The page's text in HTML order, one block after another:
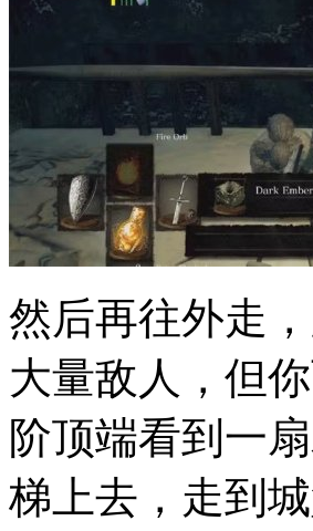
然后再往外走
大量敌人，但
阶顶端看到一
梯上去，走到